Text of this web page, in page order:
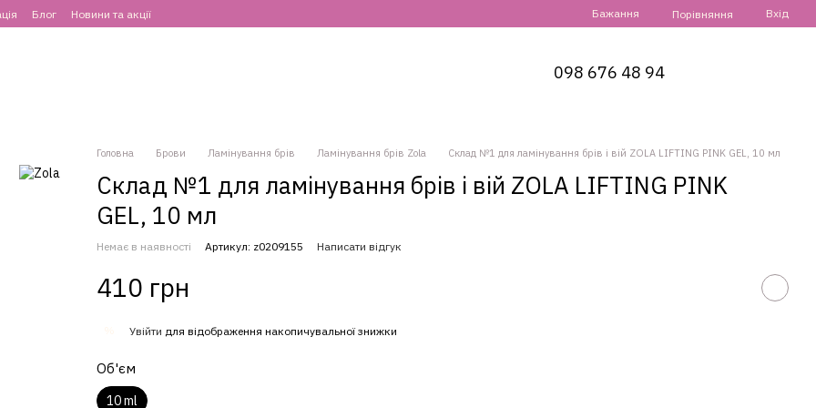
Блог Новини та акції Бажання Порівняння Вхід
098 676 48 94
Головна Брови Ламінування брів Ламінування брів Zola Склад №1 для ламінування брів і вій ZOLA LIFTING PINK GEL, 10 мл
Склад №1 для ламінування брів і вій ZOLA LIFTING PINK
GEL, 10 мл
Немає в наявності Артикул: z0209155 Написати відгук
410 грн
Увійти для відображення накопичувальної знижки
Об'єм
10 ml